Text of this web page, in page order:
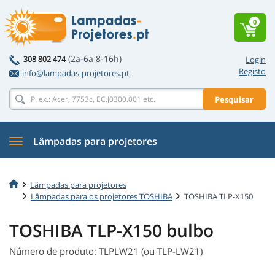
Login
Registo
308 802 474 (2a-6a 8-16h)
info@lampadas-projetores.pt
Pesquisar
0
Lâmpadas para projetores
Lâmpadas para projetores
Lâmpadas para os projetores TOSHIBA
TOSHIBA TLP-X150
TOSHIBA TLP-X150 bulbo
Número de produto: TLPLW21 (ou TLP-LW21)